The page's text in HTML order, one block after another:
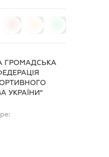
ГРОМАДСЬКА
УКРАЇНИ"